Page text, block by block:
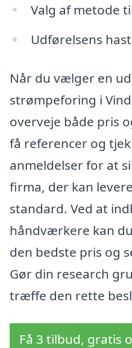
Valg af metode
Udførelsens
Når du vælger en
strømpeforing i
overveje både pris
få referencer og
anmeldelser for at
firma, der kan
standard. Ved at
håndværkere kan
den bedste pris og
Gør din research
træffe den rette
Få 3 tilbud, gratis